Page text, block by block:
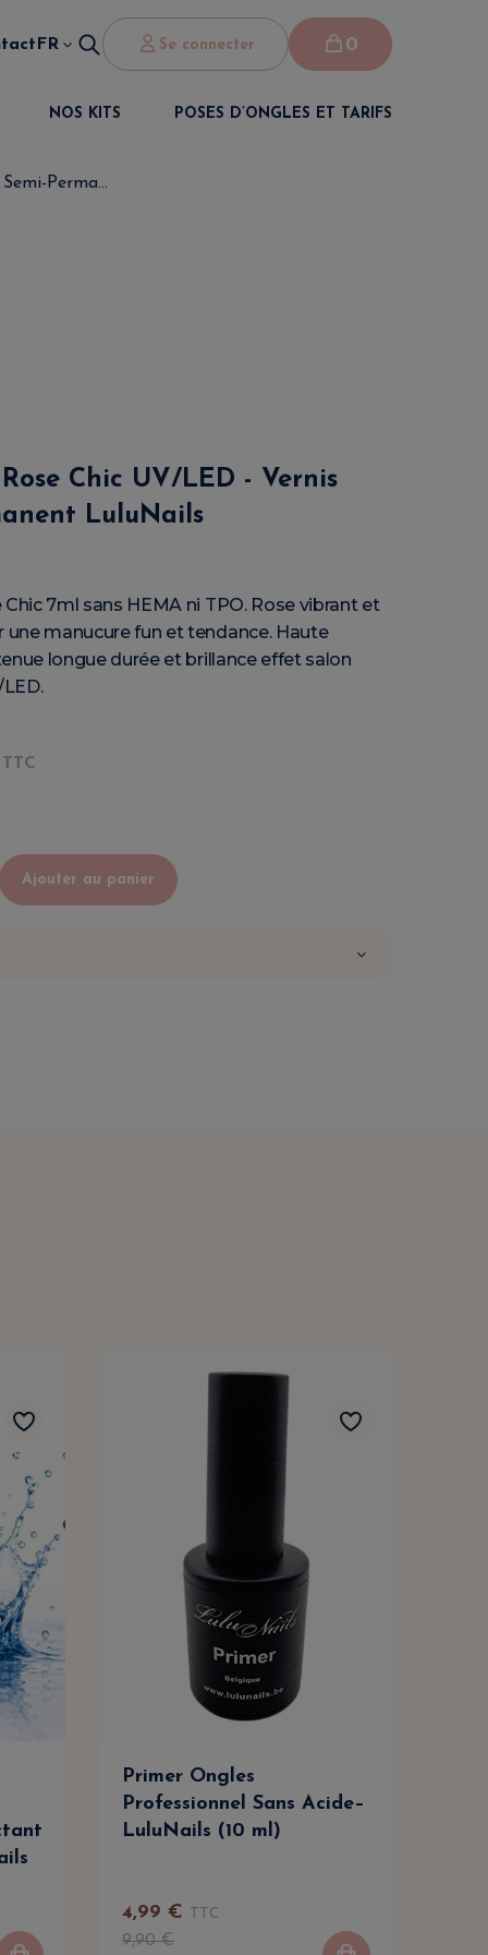
FR Se connecter 0
NOS KITS POSES D’ONGLES ET TARIFS
Perma...
Chic UV/LED - Vernis
LuluNails
Chic 7ml sans HEMA ni TPO. Rose vibrant et
manucure fun et tendance. Haute
longue durée et brillance effet salon
TTC
Ajouter au panier
Primer Ongles
Professionnel Sans Acide–
LuluNails (10 ml)
4,99 € TTC
9,90€